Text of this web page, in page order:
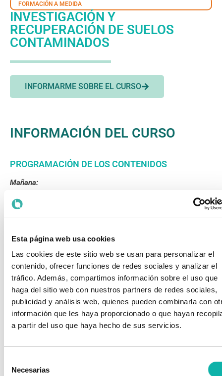
Esta página web usa cookies
Las cookies de este sitio web se usan para personalizar el
contenido, ofrecer funciones de redes sociales y analizar el
tráfico. Además, compartimos información sobre el uso que
haga del sitio web con nuestros partners de redes sociales,
publicidad y análisis web, quienes pueden combinarla con
información que les haya proporcionado o que hayan
a partir del uso que haya hecho de sus servicios.
Necesarias
FORMACIÓN A MEDIDA
INVESTIGACIÓN Y
RECUPERACIÓN DE SUELOS
CONTAMINADOS
INFORMARME SOBRE EL CURSO
INFORMACIÓN DEL CURSO
PROGRAMACIÓN DE LOS CONTENIDOS
Mañana:
Bloque 1: Introducción y objetivos
Bloque 2: Normativa (Europa, España y CCAA)
Bloque 4: Investigación exploratoria y de detalle (objetivos,
alcance y ejemplos)
Tarde:
Bloque 4: Valoración de riesgos (objetivos, alcance y
ejemplos)
Bloque 5: Recuperación de suelos contaminados (objetivos,
alcance y ejemplos)